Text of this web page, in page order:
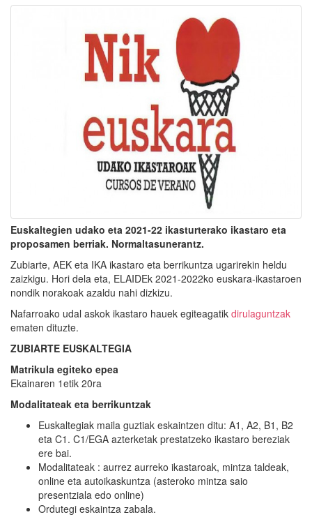
Euskaltegien udako eta 2021-22 ikasturterako ikastaro eta
proposamen berriak. Normaltasunerantz.
Zubiarte, AEK eta IKA ikastaro eta berrikuntza ugarirekin heldu
zaizkigu. Hori dela eta, ELAIDEk 2021-2022ko euskara-ikastaroen
nondik norakoak azaldu nahi dizkizu.
Nafarroako udal askok ikastaro hauek egiteagatik dirulaguntzak
ematen dituzte.
ZUBIARTE EUSKALTEGIA
Matrikula egiteko epea
Ekainaren 1etik 20ra
Modalitateak eta berrikuntzak
Euskaltegiak maila guztiak eskaintzen ditu: A1, A2, B1, B2
eta C1. C1/EGA azterketak prestatzeko ikastaro bereziak
ere bai.
Modalitateak : aurrez aurreko ikastaroak, mintza taldeak,
online eta autoikaskuntza (asteroko mintza saio
presentziala edo online)
Ordutegi eskaintza zabala.